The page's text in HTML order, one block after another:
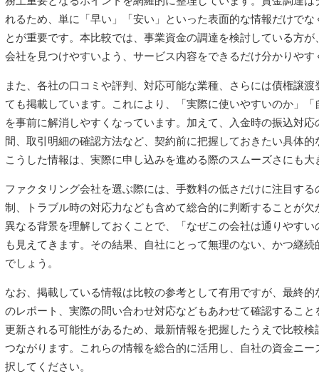
れるため、単に「早い」「安い」といった表面的な情報だけで
とが重要です。本比較では、事業資金の調達を検討している方
会社を見つけやすいよう、サービス内容をできるだけ分かりやす
また、各社の口コミや評判、対応可能な業種、さらには債権譲
ても掲載しています。これにより、「実際に使いやすいのか」
を事前に解消しやすくなっています。加えて、入金時の振込対
間、取引明細の確認方法など、契約前に把握しておきたい具体
こうした情報は、実際に申し込みを進める際のスムーズさにも大
ファクタリング会社を選ぶ際には、手数料の低さだけに注目す
制、トラブル時の対応力なども含めて総合的に判断することが
異なる背景を理解しておくことで、「なぜこの会社は通りやす
も見えてきます。その結果、自社にとって無理のない、かつ継
でしょう。
なお、掲載している情報は比較の参考として有用ですが、最終
のレポート、実際の問い合わせ対応などもあわせて確認するこ
更新される可能性があるため、最新情報を把握したうえで比較
つながります。これらの情報を総合的に活用し、自社の資金ニ
択してください。